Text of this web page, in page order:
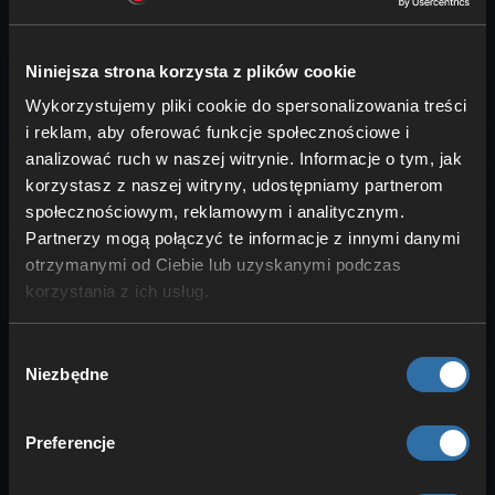
Niniejsza strona korzysta z plików cookie
Wykorzystujemy pliki cookie do spersonalizowania treści
i reklam, aby oferować funkcje społecznościowe i
analizować ruch w naszej witrynie. Informacje o tym, jak
korzystasz z naszej witryny, udostępniamy partnerom
społecznościowym, reklamowym i analitycznym.
Partnerzy mogą połączyć te informacje z innymi danymi
otrzymanymi od Ciebie lub uzyskanymi podczas
korzystania z ich usług.
zgody
Niezbędne
Preferencje
Dalsze artykuły na temat Path
of Titans
potrzebować identyfikatora modu. Ten
Jak zostać adminem w Path of Titans